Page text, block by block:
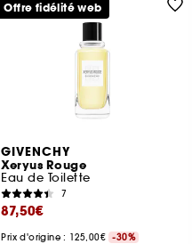
GIVENCHY
Xeryus Rouge
Eau de Toilette
7
87,50€
Prix d'origine : 125,00€ -30%
Offre fidélité web